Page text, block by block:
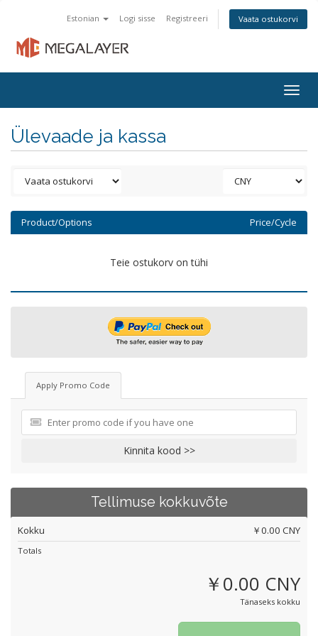
Estonian Logi sisse Registreeri Vaata ostukorvi
Ülevaade ja kassa
Product/Options Price/Cycle
Teie ostukorv on tühi
Apply Promo Code
Kinnita kood >>
Tellimuse kokkuvõte
Kokku ￥0.00 CNY
Totals
￥0.00 CNY
Tänaseks kokku